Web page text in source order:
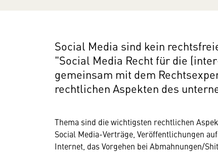
Social Media sind kein
"Social Media Recht für die
gemeinsam mit dem
rechtlichen Aspekten des
Thema sind die wichtigsten rechtlichen
Social Media-Verträge, Veröffentlichungen
Internet, das Vorgehen bei Abmahnungen/
Wir benötigen Ihre